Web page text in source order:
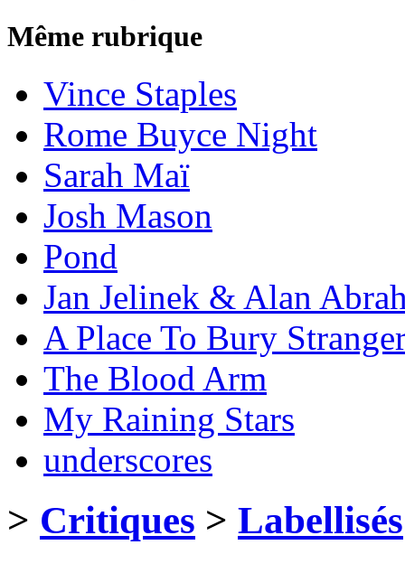
Même rubrique
Vince Staples
Rome Buyce Night
Sarah Maï
Josh Mason
Pond
Jan Jelinek & Alan
A Place To Bury
The Blood Arm
My Raining Stars
underscores
> Critiques > Labellisés